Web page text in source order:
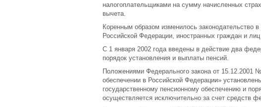
налогоплательщиками на сумму начисленных
вычета.
Коренным образом изменилось законодательство
Российской Федерации, иностранных граждан и
С 1 января 2002 года введены в действие два
порядок установления и выплаты пенсий.
Положениями Федерального закона от 15.12.2001
обеспечении в Российской Федерации»
государственному пенсионному обеспечению и
осуществляется исключительно за счет средств